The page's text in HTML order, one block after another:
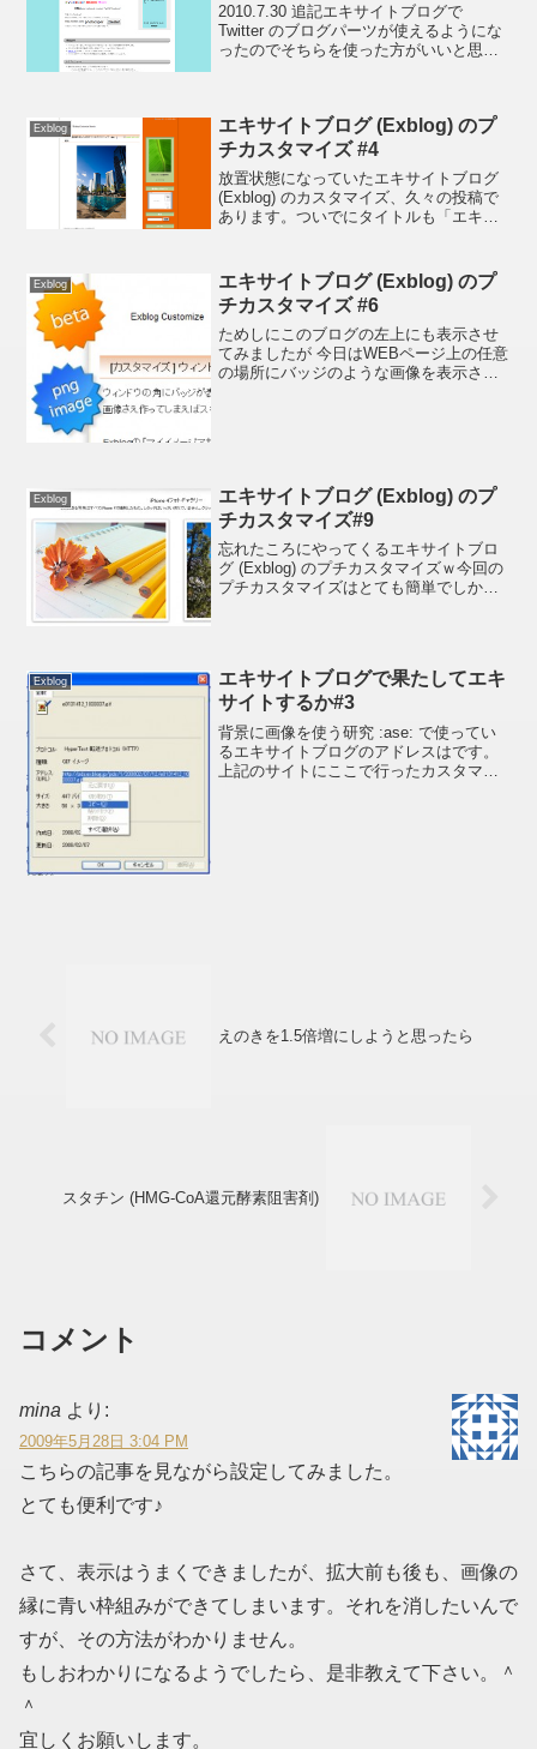
2010.7.30 追記エキサイトブログで
Twitter のブログパーツが使えるようにな
ったのでそちらを使った方がいいと思い
Exblog
エキサイトブログ (Exblog) のプ
チカスタマイズ #4
放置状態になっていたエキサイトブログ
(Exblog) のカスタマイズ、久々の投稿で
あります。ついでにタイトルも「エキサ
「エキサイトブログ(Exblog) のプチカ...
Exblog
エキサイトブログ (Exblog) のプ
チカスタマイズ #6
ためしにこのブログの左上にも表示させ
てみましたが 今日はWEBページ上の任意
の場所にバッジのような画像を表示させ
Exblog
エキサイトブログ (Exblog) のプ
チカスタマイズ#9
忘れたころにやってくるエキサイトブロ
グ (Exblog) のプチカスタマイズｗ今回の
プチカスタマイズはとても簡単でしかも
Exblog
エキサイトブログで果たしてエキ
サイトするか#3
背景に画像を使う研究 :ase: で使ってい
るエキサイトブログのアドレスはです。
上記のサイトにここで行ったカスタマイ
えのきを1.5倍増にしようと思ったら
スタチン (HMG-CoA還元酵素阻害剤)
コメント
mina より:
2009年5月28日 3:04 PM
こちらの記事を見ながら設定してみました。
とても便利です♪
さて、表示はうまくできましたが、拡大前も後も、画像の
縁に青い枠組みができてしまいます。それを消したいんで
すが、その方法がわかりません。
もしおわかりになるようでしたら、是非教えて下さい。＾
＾
宜しくお願いします。